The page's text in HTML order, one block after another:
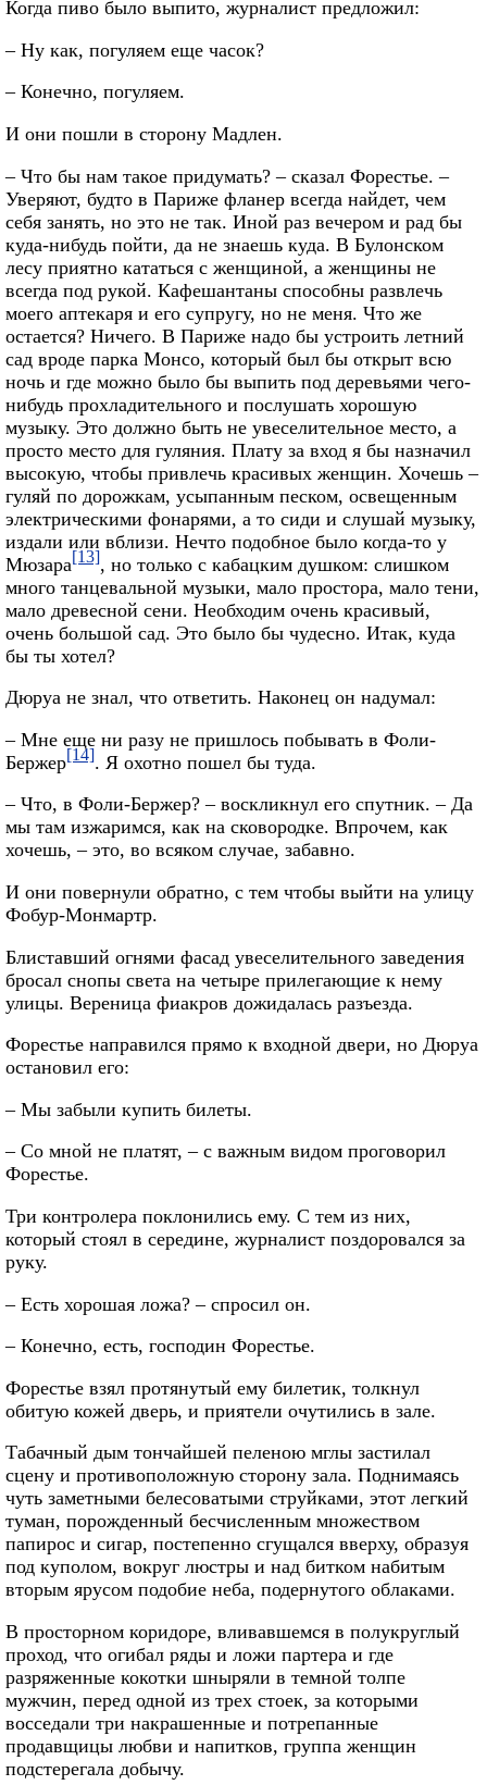
Когда пиво было выпито, журналист предложил:
– Ну как, погуляем еще часок?
– Конечно, погуляем.
И они пошли в сторону Мадлен.
– Что бы нам такое придумать? – сказал Форестье. –
Уверяют, будто в Париже фланер всегда найдет, чем
себя занять, но это не так. Иной раз вечером и рад бы
куда-нибудь пойти, да не знаешь куда. В Булонском
лесу приятно кататься с женщиной, а женщины не
всегда под рукой. Кафешантаны способны развлечь
моего аптекаря и его супругу, но не меня. Что же
остается? Ничего. В Париже надо бы устроить летний
сад вроде парка Монсо, который был бы открыт всю
ночь и где можно было бы выпить под деревьями чего-
нибудь прохладительного и послушать хорошую
музыку. Это должно быть не увеселительное место, а
просто место для гуляния. Плату за вход я бы назначил
высокую, чтобы привлечь красивых женщин. Хочешь –
гуляй по дорожкам, усыпанным песком, освещенным
электрическими фонарями, а то сиди и слушай музыку,
издали или вблизи. Нечто подобное было когда-то у
Мюзара[13], но только с кабацким душком: слишком
много танцевальной музыки, мало простора, мало тени,
мало древесной сени. Необходим очень красивый,
очень большой сад. Это было бы чудесно. Итак, куда
бы ты хотел?
Дюруа не знал, что ответить. Наконец он надумал:
– Мне еще ни разу не пришлось побывать в Фоли-
Бержер[14]. Я охотно пошел бы туда.
– Что, в Фоли-Бержер? – воскликнул его спутник. – Да
мы там изжаримся, как на сковородке. Впрочем, как
хочешь, – это, во всяком случае, забавно.
И они повернули обратно, с тем чтобы выйти на улицу
Фобур-Монмартр.
Блиставший огнями фасад увеселительного заведения
бросал снопы света на четыре прилегающие к нему
улицы. Вереница фиакров дожидалась разъезда.
Форестье направился прямо к входной двери, но Дюруа
остановил его:
– Мы забыли купить билеты.
– Со мной не платят, – с важным видом проговорил
Форестье.
Три контролера поклонились ему. С тем из них,
который стоял в середине, журналист поздоровался за
руку.
– Есть хорошая ложа? – спросил он.
– Конечно, есть, господин Форестье.
Форестье взял протянутый ему билетик, толкнул
обитую кожей дверь, и приятели очутились в зале.
Табачный дым тончайшей пеленою мглы застилал
сцену и противоположную сторону зала. Поднимаясь
чуть заметными белесоватыми струйками, этот легкий
туман, порожденный бесчисленным множеством
папирос и сигар, постепенно сгущался вверху, образуя
под куполом, вокруг люстры и над битком набитым
вторым ярусом подобие неба, подернутого облаками.
В просторном коридоре, вливавшемся в полукруглый
проход, что огибал ряды и ложи партера и где
разряженные кокотки шныряли в темной толпе
мужчин, перед одной из трех стоек, за которыми
восседали три накрашенные и потрепанные
продавщицы любви и напитков, группа женщин
подстерегала добычу.